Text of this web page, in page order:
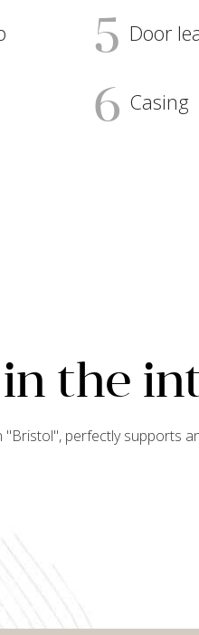
5 Door
6 Casing
the
"Bristol", perfectly supports